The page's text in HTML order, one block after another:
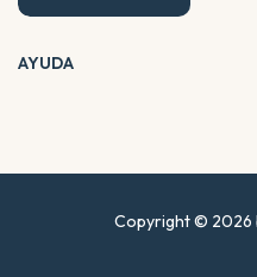
AYUDA
Copyright © 2026